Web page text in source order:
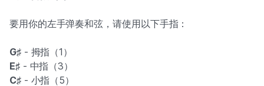
要用你的左手弹奏和弦，请使用以下手指：
G♯- 拇指（1）
E♯- 中指（3）
C♯- 小指（5）